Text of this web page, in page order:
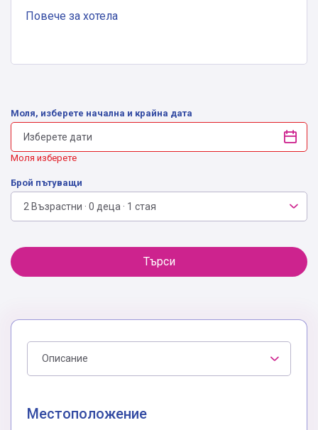
Повече за хотела
Моля, изберете начална и крайна дата
Моля изберете
Брой пътуващи
2 Възрастни · 0 деца · 1 стая
Търси
Описание
Местоположение